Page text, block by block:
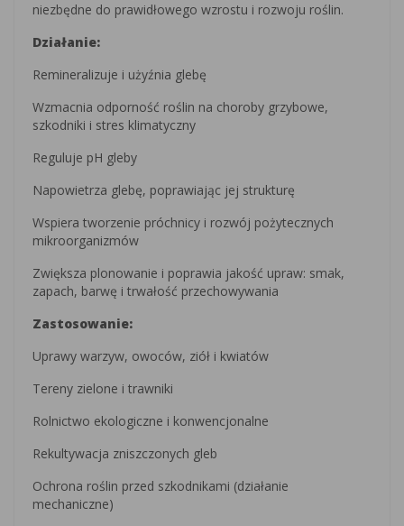
niezbędne do prawidłowego wzrostu i rozwoju roślin.
Działanie:
Remineralizuje i użyźnia glebę
Wzmacnia odporność roślin na choroby grzybowe,
szkodniki i stres klimatyczny
Reguluje pH gleby
Napowietrza glebę, poprawiając jej strukturę
Wspiera tworzenie próchnicy i rozwój pożytecznych
mikroorganizmów
Zwiększa plonowanie i poprawia jakość upraw: smak,
zapach, barwę i trwałość przechowywania
Zastosowanie:
Uprawy warzyw, owoców, ziół i kwiatów
Tereny zielone i trawniki
Rolnictwo ekologiczne i konwencjonalne
Rekultywacja zniszczonych gleb
Ochrona roślin przed szkodnikami (działanie
mechaniczne)